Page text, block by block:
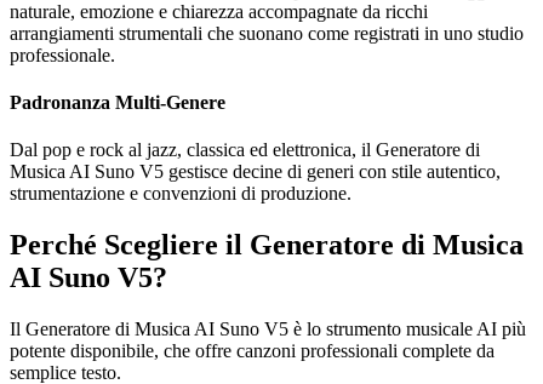
naturale, emozione e chiarezza accompagnate da ricchi
arrangiamenti strumentali che suonano come registrati in uno studio
professionale.
Padronanza Multi-Genere
Dal pop e rock al jazz, classica ed elettronica, il Generatore di
Musica AI Suno V5 gestisce decine di generi con stile autentico,
strumentazione e convenzioni di produzione.
Perché Scegliere il Generatore di Musica
AI Suno V5?
Il Generatore di Musica AI Suno V5 è lo strumento musicale AI più
potente disponibile, che offre canzoni professionali complete da
semplice testo.